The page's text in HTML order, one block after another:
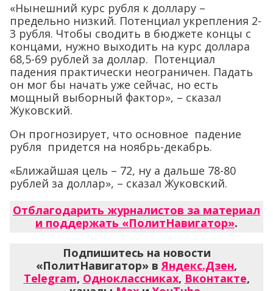
«Нынешний курс рубля к доллару –
предельно низкий. Потенциал укрепления 2-
3 рубля. Чтобы сводить в бюджете концы с
концами, нужно выходить на курс доллара
68,5-69 рублей за доллар. Потенциал
падения практически неограничен. Падать
он мог бы начать уже сейчас, но есть
мощный выборный фактор», – сказал
Жуковский.
Он прогнозирует, что основное падение
рубля придется на ноябрь-декабрь.
«Ближайшая цель – 72, ну а дальше 78-80
рублей за доллар», – сказал Жуковский.
Отблагодарить журналистов за материал
и поддержать «ПолитНавигатор».
Подпишитесь на новости
«ПолитНавигатор» вЯндекс.Дзен,
Telegram, Одноклассниках, Вконтакте,